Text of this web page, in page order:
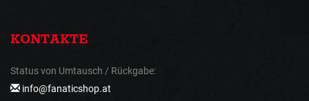
KONTAKTE
Status von Umtausch / Rückgabe:
info@fanaticshop.at